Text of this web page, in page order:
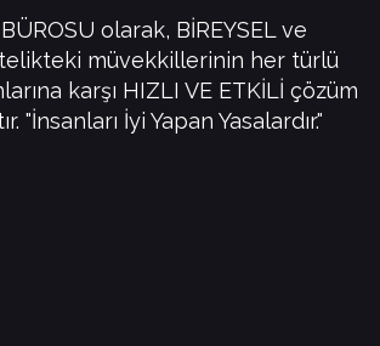
olarak, BİREYSEL ve
müvekkillerinin her türlü
karşı HIZLI VE ETKİLİ çözüm
"İnsanları İyi Yapan Yasalardır."